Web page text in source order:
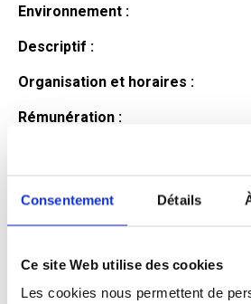
Consentement Détails
Ce site Web utilise des cookies
Les cookies nous permettent de
Environnement :
Descriptif :
Organisation et horaires :
Rémunération :
Profil du
candidat